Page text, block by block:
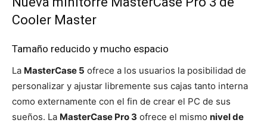
Cooler Master
Tamaño reducido y mucho espacio
La MasterCase 5 ofrece a los usuarios la posibilidad de
personalizar y ajustar libremente sus cajas tanto interna
como externamente con el fin de crear el PC de sus
sueños. La MasterCase Pro 3 ofrece el mismo nivel de